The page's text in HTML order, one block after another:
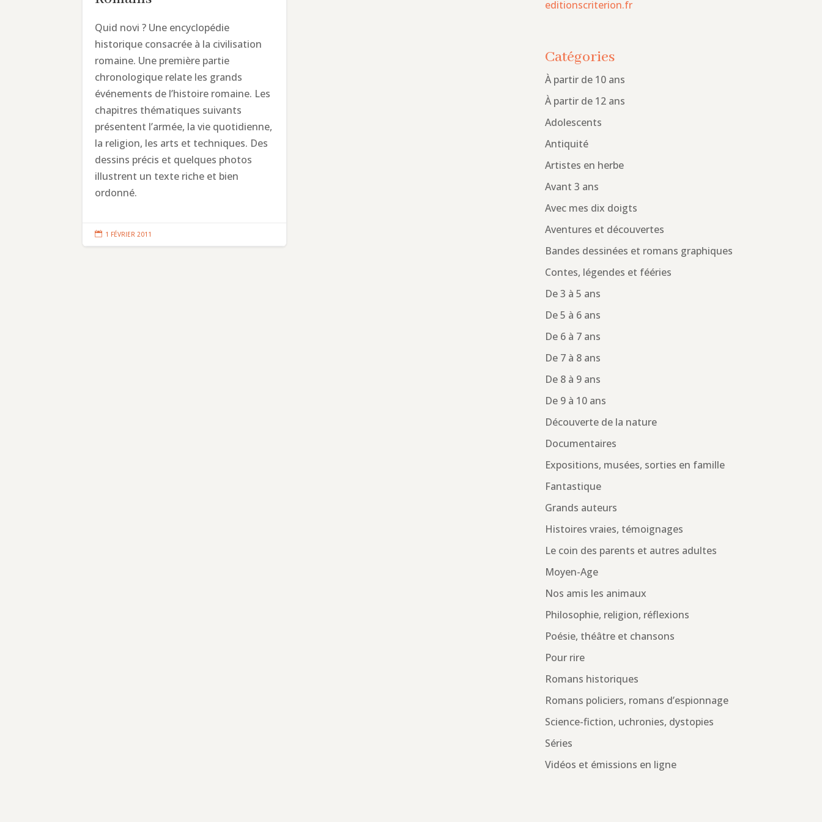
Quid novi ? Une encyclopédie
historique consacrée à la civilisation
romaine. Une première partie
chronologique relate les grands
événements de l’histoire romaine. Les
chapitres thématiques suivants
présentent l’armée, la vie quotidienne,
la religion, les arts et techniques. Des
dessins précis et quelques photos
illustrent un texte riche et bien
ordonné.
 1 FÉVRIER 2011
editionscriterion.fr
Catégories
À partir de 10 ans
À partir de 12 ans
Adolescents
Antiquité
Artistes en herbe
Avant 3 ans
Avec mes dix doigts
Aventures et découvertes
Bandes dessinées et romans graphiques
Contes, légendes et fééries
De 3 à 5 ans
De 5 à 6 ans
De 6 à 7 ans
De 7 à 8 ans
De 8 à 9 ans
De 9 à 10 ans
Découverte de la nature
Documentaires
Expositions, musées, sorties en famille
Fantastique
Grands auteurs
Histoires vraies, témoignages
Le coin des parents et autres adultes
Moyen-Age
Nos amis les animaux
Philosophie, religion, réflexions
Poésie, théâtre et chansons
Pour rire
Romans historiques
Romans policiers, romans d’espionnage
Science-fiction, uchronies, dystopies
Séries
Vidéos et émissions en ligne